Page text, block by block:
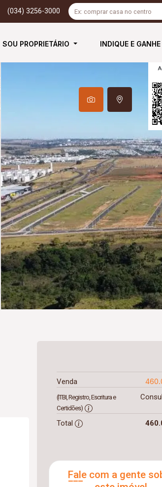
(034) 3256-3000
SOU PROPRIETÁRIO INDIQUE E GANHE
Venda
(ITBI, Registro, Escritura e
Certidões)
Total
Fale com a gente